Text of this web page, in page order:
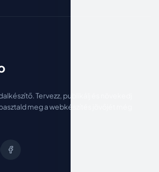
Tervezz, publikálj és növekedj
meg a webkészítés jövőjét még